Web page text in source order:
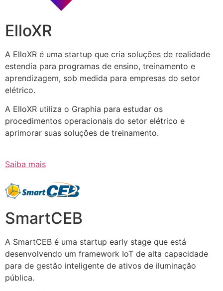
ElloXR
A ElloXR é uma startup que cria soluções de realidade
estendia para programas de ensino, treinamento e
aprendizagem, sob medida para empresas do setor
elétrico.
A ElloXR utiliza o Graphia para estudar os
procedimentos operacionais do setor elétrico e
aprimorar suas soluções de treinamento.
Saiba mais
SmartCEB
A SmartCEB é uma startup early stage que está
desenvolvendo um framework IoT de alta capacidade
para de gestão inteligente de ativos de iluminação
pública.